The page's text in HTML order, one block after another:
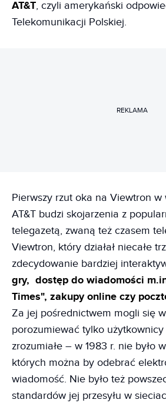
AT&T, czyli amerykański
Telekomunikacji Polskiej.
REKLAMA
Pierwszy rzut oka na Viewtron
AT&T budzi skojarzenia z
telegazetą, zwaną też czasem
Viewtron, który działał niecałe
zdecydowanie bardziej
gry, dostęp do wiadomości
Times", zakupy online czy
Za jej pośrednictwem mogli się
porozumiewać tylko
zrozumiałe – w 1983 r. nie było
których można by odebrać
wiadomość. Nie było też
standardów jej przesyłu w